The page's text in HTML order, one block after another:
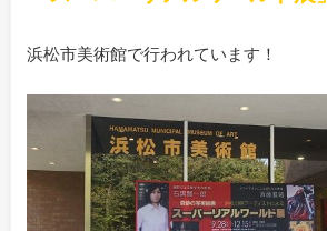
浜松市美術館で行われています！